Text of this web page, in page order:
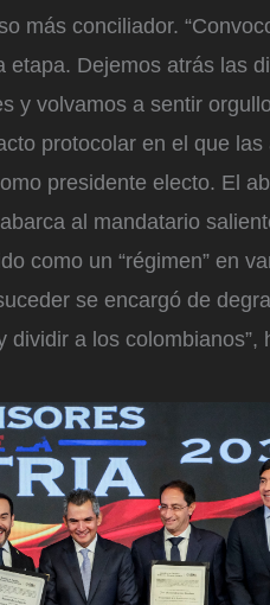
más conciliador.
Dejemos atrás las
y volvamos a sentir
protocolar en el que
presidente electo. El
al mandatario
como un “régimen” en
se encargó de
a los colombianos”,